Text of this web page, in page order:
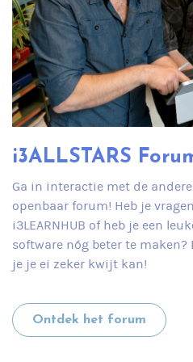
i3ALLSTARS
Ga in interactie met de andere
openbaar forum! Heb je
i3LEARNHUB of heb je een
software nóg beter te
je je ei zeker kwijt kan!
Ontdek het forum